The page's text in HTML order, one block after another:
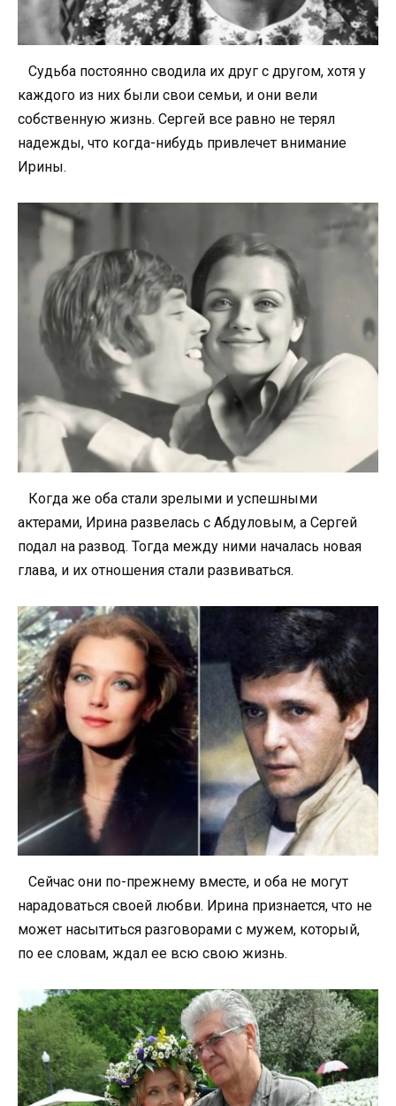
Судьба постоянно сводила их друг с другом, хотя у
каждого из них были свои семьи, и они вели
собственную жизнь. Сергей все равно не терял
надежды, что когда-нибудь привлечет внимание
Ирины.
Когда же оба стали зрелыми и успешными
актерами, Ирина развелась с Абдуловым, а Сергей
подал на развод. Тогда между ними началась новая
глава, и их отношения стали развиваться.
Сейчас они по-прежнему вместе, и оба не могут
нарадоваться своей любви. Ирина признается, что не
может насытиться разговорами с мужем, который,
по ее словам, ждал ее всю свою жизнь.